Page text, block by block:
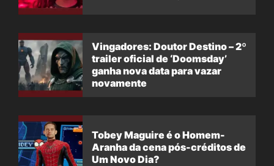
Vingadores: Doutor Destino – 2º
trailer oficial de ‘Doomsday’
ganha nova data para vazar
novamente
Tobey Maguire é o Homem-
Aranha da cena pós-créditos de
Um Novo Dia?